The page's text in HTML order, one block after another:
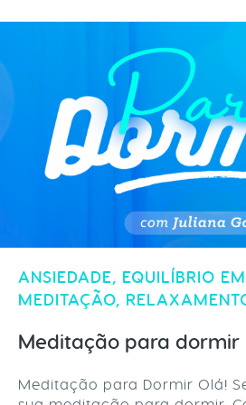
ANSIEDADE, EQUILÍBRIO
MEDITAÇÃO,
Meditação para dormir
Meditação para Dormir Olá!